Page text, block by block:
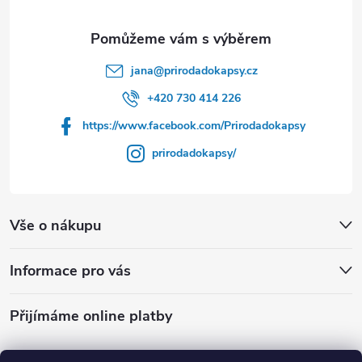
jana@prirodadokapsy.cz
+420 730 414 226
https://www.facebook.com/Prirodadokapsy
prirodadokapsy/
Vše o nákupu
Informace pro vás
Přijímáme online platby